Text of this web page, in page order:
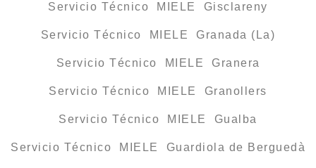
Servicio Técnico MIELE Gisclareny
Servicio Técnico MIELE Granada (La)
Servicio Técnico MIELE Granera
Servicio Técnico MIELE Granollers
Servicio Técnico MIELE Gualba
Servicio Técnico MIELE Guardiola de Berguedà